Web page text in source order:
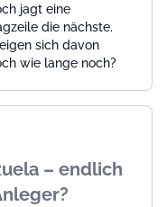
jagt eine
die nächste.
sich davon
wie lange noch?
– endlich